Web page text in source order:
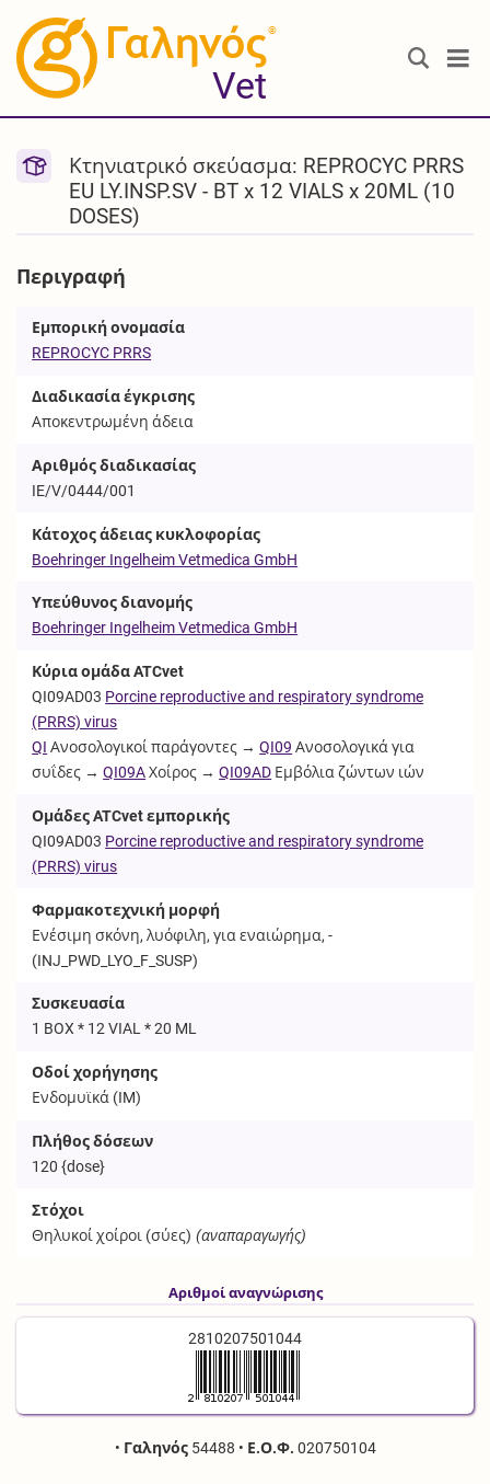
®
Vet
Κτηνιατρικό σκεύασμα: REPROCYC PRRS
EU LY.INSP.SV - BT x 12 VIALS x 20ML (10
DOSES)
Περιγραφή
Εμπορική ονομασία
REPROCYC PRRS
Διαδικασία έγκρισης
Αποκεντρωμένη άδεια
Αριθμός διαδικασίας
IE/V/0444/001
Κάτοχος άδειας κυκλοφορίας
Boehringer Ingelheim Vetmedica GmbH
Υπεύθυνος διανομής
Boehringer Ingelheim Vetmedica GmbH
Κύρια ομάδα ATCvet
QI09AD03 Porcine reproductive and respiratory syndrome
(PRRS) virus
QI Ανοσολογικοί παράγοντες →QI09 Ανοσολογικά για
συΐδες →QI09AΧοίρος →QI09AD Εμβόλια ζώντων ιών
Ομάδες ATCvet εμπορικής
QI09AD03 Porcine reproductive and respiratory syndrome
(PRRS) virus
Φαρμακοτεχνική μορφή
Ενέσιμη σκόνη, λυόφιλη, για εναιώρημα, -
(INJ_PWD_LYO_F_SUSP)
Συσκευασία
1 BOX * 12 VIAL * 20 ML
Οδοί χορήγησης
Ενδομυϊκά (IM)
Πλήθος δόσεων
120{dose}
Στόχοι
Θηλυκοί χοίροι (σύες) (αναπαραγωγής)
Αριθμοί αναγνώρισης
2810207501044
• Γαληνός54488 • Ε.Ο.Φ. 020750104